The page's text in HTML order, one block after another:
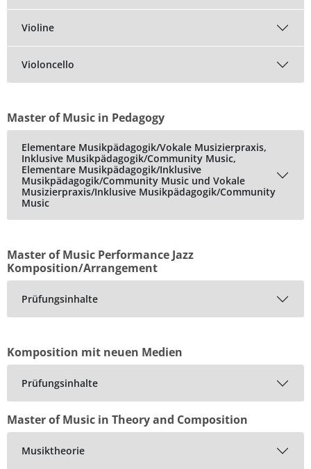
Violine
Violoncello
Master of Music in Pedagogy
Elementare Musikpädagogik/Vokale Musizierpraxis,
Inklusive Musikpädagogik/Community Music,
Elementare Musikpädagogik/Inklusive
Musikpädagogik/Community Music und Vokale
Musizierpraxis/Inklusive Musikpädagogik/Community
Music
Master of Music Performance Jazz
Komposition/Arrangement
Prüfungsinhalte
Komposition mit neuen Medien
Prüfungsinhalte
Master of Music in Theory and Composition
Musiktheorie